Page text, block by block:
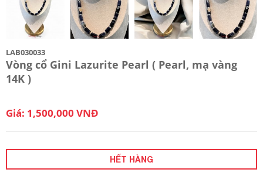
LAB030033
Vòng cổ Gini Lazurite Pearl ( Pearl, mạ vàng
14K )
Giá: 1,500,000 VNĐ
HẾT HÀNG